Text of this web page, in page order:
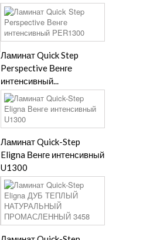
Ламинат Quick Step
Perspective Венге
интенсивный...
Ламинат Quick-Step
Eligna Венге интенсивный
U1300